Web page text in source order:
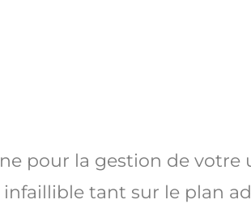
pour la gestion de
tant sur le plan